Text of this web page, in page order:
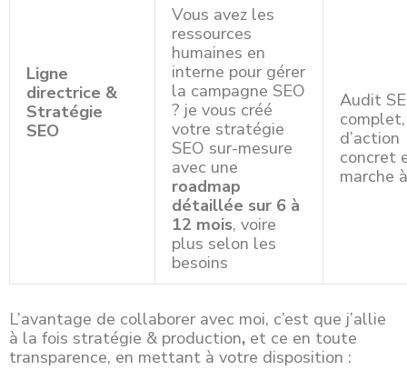
Ligne
directrice &
Stratégie
SEO
Vous avez les
ressources
humaines en
interne pour gérer
la campagne SEO
? je vous créé
votre stratégie
SEO sur-mesure
avec une
roadmap
détaillée sur 6 à
12 mois, voire
plus selon les
besoins
Audit
d’action
concret
marche
L’avantage de collaborer avec moi, c’est que j’allie
à la fois stratégie & production, et ce en toute
transparence, en mettant à votre disposition :